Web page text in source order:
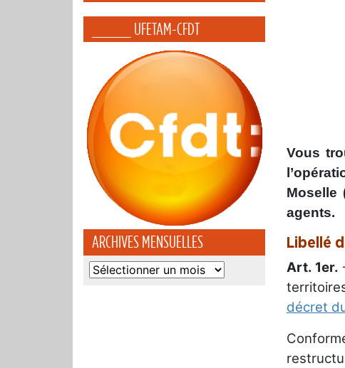
_____ UFETAM-CFDT
ARCHIVES MENSUELLES
Archives
Vous
Moselle
agents.
Libellé
Art. 1er.
décret